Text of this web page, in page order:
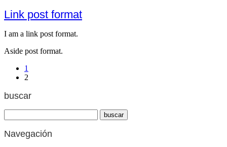
Link post format
I am a link post format.
Aside post format.
1
2
buscar
Navegación